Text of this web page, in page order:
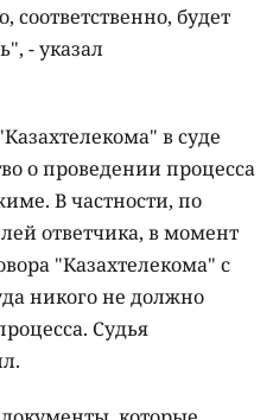
соответственно, будет
- указал
в суде
о проведении процесса
В частности, по
ответчика, в момент
"Казахтелекома" с
никого не должно
Судья